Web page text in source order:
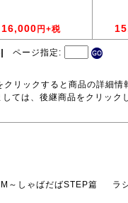
16,000 円+税
ページ指定:
リックすると商品の詳細情
ては、後継商品をクリック
～しゃばだばSTEP篇
ラ